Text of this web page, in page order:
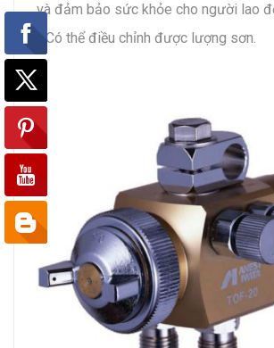
và đảm bảo sức khỏe cho người lao
- Có thể điều chỉnh được lượng sơn.